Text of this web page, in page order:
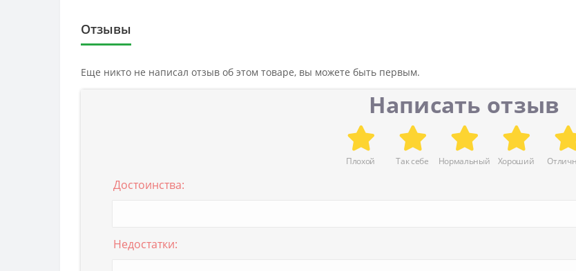
Отзывы
Еще никто не написал отзыв об этом товаре, вы можете быть первым.
Написать отзыв
Плохой Так себе Нормальный Хороший
Достоинства:
Недостатки: